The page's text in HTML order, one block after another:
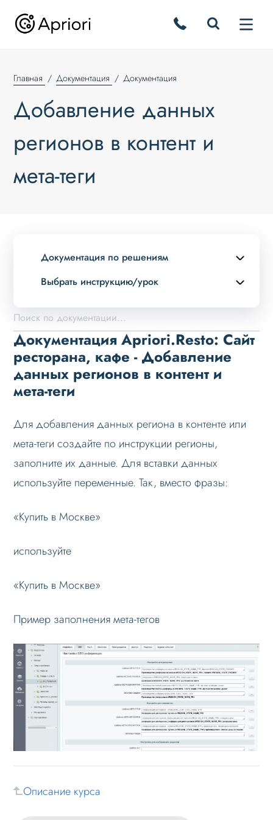
Главная Документация Документация
Добавление данных
регионов в контент и
мета-теги
Документация по решениям
Выбрать инструкцию/урок
Описание курса
Возможности
Примеры страниц
Установка и обновление
Данные
Оформление контента
Слайдер
Мультирегиональность
Настройка решения
Настройка на хостинге
Основные теги
Добавление региона
Редактирование региона
Добавление данных регионов в
контент и мета-теги
Добавление счетчиков статистики
отдельным регионам
Автоопределение региона по IP
Импорт / экспорт данных
Документация Apriori.Resto: Сайт
ресторана, кафе - Добавление
данных регионов в контент и
мета-теги
Для добавления данных региона в контенте или
мета-теги создайте по инструкции регионы,
заполните их данные. Для вставки данных
используйте переменные. Так, вместо фразы:
«Купить в Москве»
используйте
«Купить в Москве»
Пример заполнения мета-тегов
Описание курса